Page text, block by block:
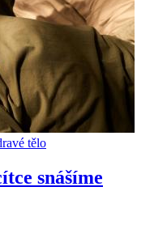
tělo
snášíme